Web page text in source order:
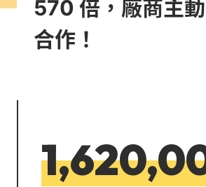
570 倍，廠商主
合作！